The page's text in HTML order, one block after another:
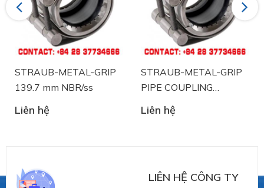
trong lĩnh vực sử dụng khớp nối đường ống:
Previous
STRAUB-METAL-GRIP
PIPE COUPLING
STRAUB 88.9 mm
NBR/ss
Liên hệ
STRAUB-METAL-
COUPLING 60.3 mm
NBR/ss
Liên hệ
Next
LIÊN HỆ CÔNG TY